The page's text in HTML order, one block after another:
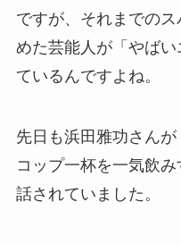
ですが、それまでの
めた芸能人が「やば
ているんですよね。
先日も浜田雅功さん
コップ一杯を一気飲
話されていました。